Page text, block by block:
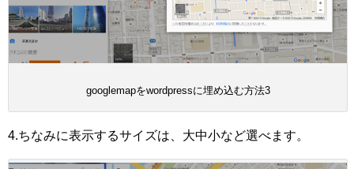
googlemapをwordpressに埋め込む方法3
4.ちなみに表示するサイズは、大中小など選べます。